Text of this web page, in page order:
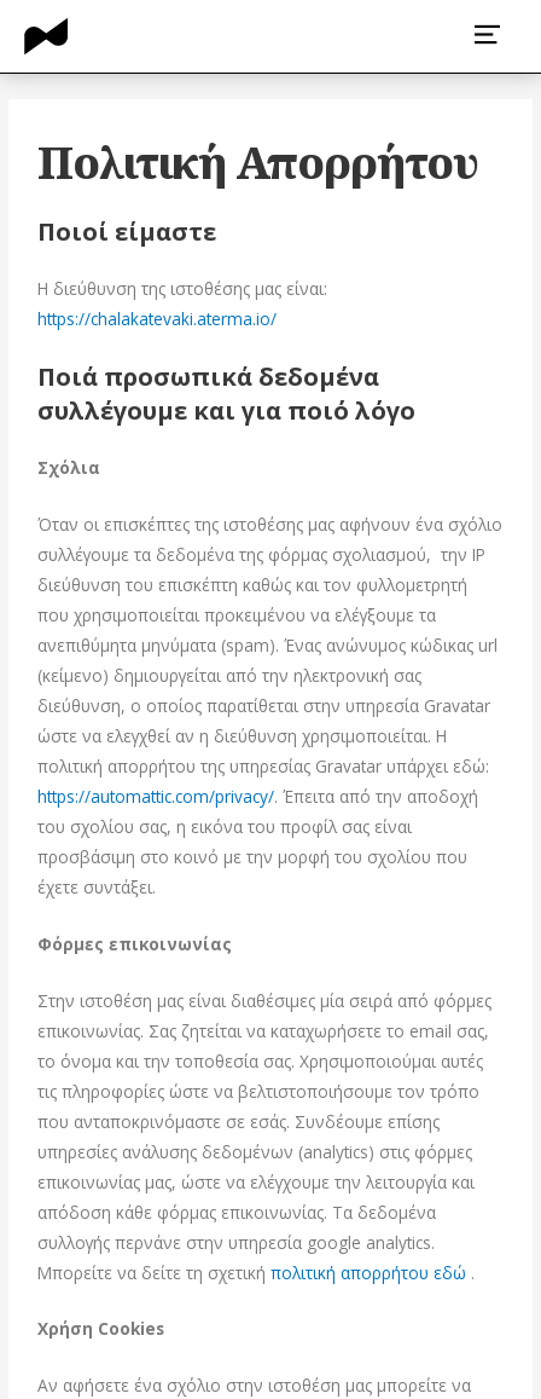
Πολιτική Απορρήτου
Ποιοί είμαστε
Η διεύθυνση της ιστοθέσης μας είναι:
https://chalakatevaki.aterma.io/
Ποιά προσωπικά δεδομένα
συλλέγουμε και για ποιό λόγο
Σχόλια
Όταν οι επισκέπτες της ιστοθέσης μας αφήνουν ένα σχόλιο
συλλέγουμε τα δεδομένα της φόρμας σχολιασμού, την IP
διεύθυνση του επισκέπτη καθώς και τον φυλλομετρητή
που χρησιμοποιείται προκειμένου να ελέγξουμε τα
ανεπιθύμητα μηνύματα (spam). Ένας ανώνυμος κώδικας url
(κείμενο) δημιουργείται από την ηλεκτρονική σας
διεύθυνση, ο οποίος παρατίθεται στην υπηρεσία Gravatar
ώστε να ελεγχθεί αν η διεύθυνση χρησιμοποιείται. Η
πολιτική απορρήτου της υπηρεσίας Gravatar υπάρχει εδώ:
https://automattic.com/privacy/. Έπειτα από την αποδοχή
του σχολίου σας, η εικόνα του προφίλ σας είναι
προσβάσιμη στο κοινό με την μορφή του σχολίου που
έχετε συντάξει.
Φόρμες επικοινωνίας
Στην ιστοθέση μας είναι διαθέσιμες μία σειρά από φόρμες
επικοινωνίας. Σας ζητείται να καταχωρήσετε το email σας,
το όνομα και την τοποθεσία σας. Χρησιμοποιούμαι αυτές
τις πληροφορίες ώστε να βελτιστοποιήσουμε τον τρόπο
που ανταποκρινόμαστε σε εσάς. Συνδέουμε επίσης
υπηρεσίες ανάλυσης δεδομένων (analytics) στις φόρμες
επικοινωνίας μας, ώστε να ελέγχουμε την λειτουργία και
απόδοση κάθε φόρμας επικοινωνίας. Τα δεδομένα
συλλογής περνάνε στην υπηρεσία google analytics.
Μπορείτε να δείτε τη σχετικήπολιτική απορρήτου εδώ .
Χρήση Cookies
Αν αφήσετε ένα σχόλιο στην ιστοθέση μας μπορείτε να